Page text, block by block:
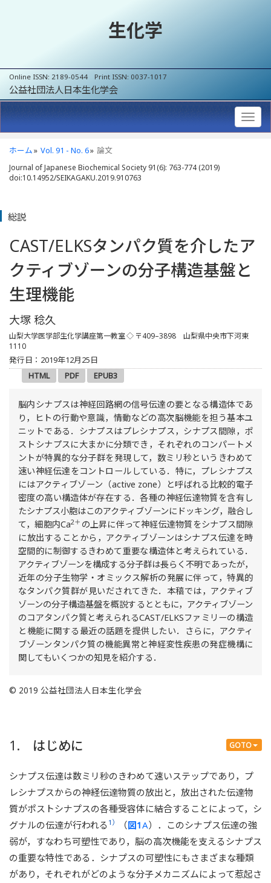
生化学
Online ISSN: 2189-0544 Print ISSN: 0037-1017
公益社団法人日本生化学会
ホーム Vol. 91 - No. 6 論文
Journal of Japanese Biochemical Society 91(6): 763-774 (2019)
doi:10.14952/SEIKAGAKU.2019.910763
総説
CAST/ELKSタンパク質を介したア
クティブゾーンの分子構造基盤と
生理機能
大塚 稔久
山梨大学医学部生化学講座第一教室◇ 〒409–3898 山梨県中央市下河東
1110
発行日：2019年12月25日
HTML
PDF EPUB3
脳内シナプスは神経回路網の信号伝達の要となる構造体であ
り，ヒトの行動や意識，情動などの高次脳機能を担う基本ユ
ニットである．シナプスはプレシナプス，シナプス間隙，ポ
ストシナプスに大まかに分類でき，それぞれのコンパートメ
ントが特異的な分子群を発現して，数ミリ秒というきわめて
速い神経伝達をコントロールしている．特に，プレシナプス
にはアクティブゾーン（active zone）と呼ばれる比較的電子
密度の高い構造体が存在する．各種の神経伝達物質を含有し
たシナプス小胞はこのアクティブゾーンにドッキング，融合し
て，細胞内Ca2＋ の上昇に伴って神経伝達物質をシナプス間隙
に放出することから，アクティブゾーンはシナプス伝達を時
空間的に制御するきわめて重要な構造体と考えられている．
アクティブゾーンを構成する分子群は長らく不明であったが，
近年の分子生物学・オミックス解析の発展に伴って，特異的
なタンパク質群が見いだされてきた．本稿では，アクティブ
ゾーンの分子構造基盤を概説するとともに，アクティブゾーン
のコアタンパク質と考えられるCAST/ELKSファミリーの構造
と機能に関する最近の話題を提供したい．さらに，アクティ
ブゾーンタンパク質の機能異常と神経変性疾患の発症機構に
関してもいくつかの知見を紹介する．
© 2019 公益社団法人日本生化学会
GOTO
1. はじめに
シナプス伝達は数ミリ秒のきわめて速いステップであり，プ
レシナプスからの神経伝達物質の放出と，放出された伝達物
質がポストシナプスの各種受容体に結合することによって，シ
グナルの伝達が行われる 1） （図1A）．このシナプス伝達の強
弱が，すなわち可塑性であり，脳の高次機能を支えるシナプス
の重要な特性である．シナプスの可塑性にもさまざまな種類
があり，それぞれがどのような分子メカニズムによって惹起さ